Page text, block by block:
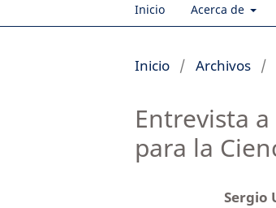
Inicio Acerca de
Inicio / Archivos /
Entrevista
para la
Sergio